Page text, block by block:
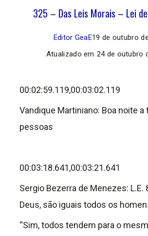
325 – Das Leis Morais – Lei
Editor GeaE19 de outubro
Atualizado em 24 de outubro
00:02:59.119,00:03:02.119
Vandique Martiniano: Boa noite a
pessoas
00:03:18.641,00:03:21.641
Sergio Bezerra de Menezes: L.E.
Deus, são iguais todos os
“Sim, todos tendem para o